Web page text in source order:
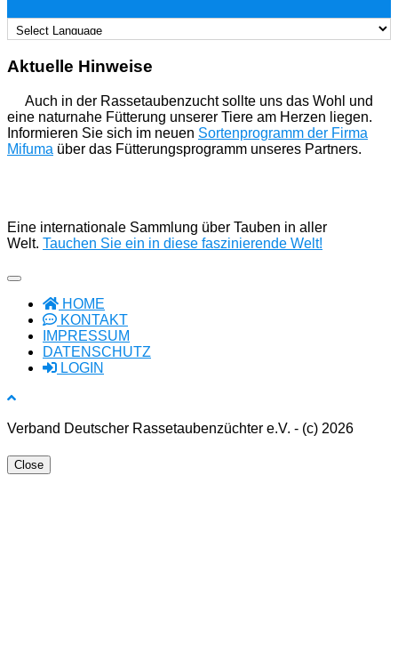
Aktuelle Hinweise
Auch in der Rassetaubenzucht sollte uns das Wohl und
eine naturnahe Fütterung unserer Tiere am Herzen liegen.
Informieren Sie sich im neuen Sortenprogramm der Firma
Mifuma über das Fütterungsprogramm unseres Partners.
Eine internationale Sammlung über Tauben in aller
Welt. Tauchen Sie ein in diese faszinierende Welt!
HOME
KONTAKT
IMPRESSUM
DATENSCHUTZ
LOGIN
Verband Deutscher Rassetaubenzüchter e.V. - (c) 2026
Close